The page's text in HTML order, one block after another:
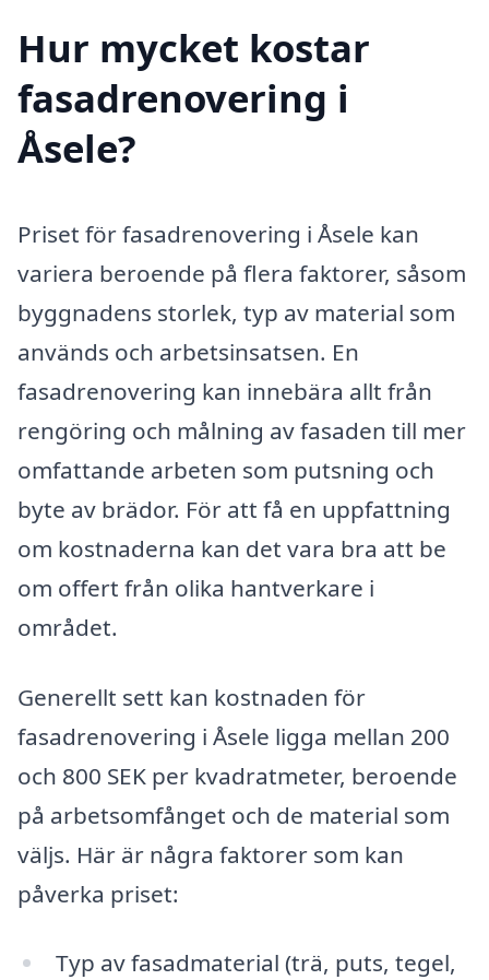
Hur mycket kostar
fasadrenovering i
Åsele?
Priset för fasadrenovering i Åsele kan
variera beroende på flera faktorer, såsom
byggnadens storlek, typ av material som
används och arbetsinsatsen. En
fasadrenovering kan innebära allt från
rengöring och målning av fasaden till mer
omfattande arbeten som putsning och
byte av brädor. För att få en uppfattning
om kostnaderna kan det vara bra att be
om offert från olika hantverkare i
området.
Generellt sett kan kostnaden för
fasadrenovering i Åsele ligga mellan 200
och 800 SEK per kvadratmeter, beroende
på arbetsomfånget och de material som
väljs. Här är några faktorer som kan
påverka priset:
Typ av fasadmaterial (trä, puts, tegel,